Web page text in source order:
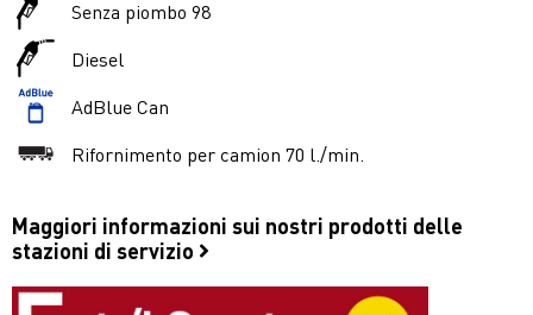
Senza piombo 98
Diesel
AdBlue Can
Rifornimento per camion 70 l./min.
Maggiori informazioni sui nostri prodotti delle
stazioni di servizio